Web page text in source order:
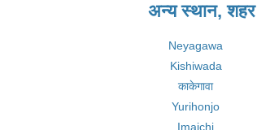
अन्य स्थान, शहर
Neyagawa
Kishiwada
काकेगावा
Yurihonjo
Imaichi